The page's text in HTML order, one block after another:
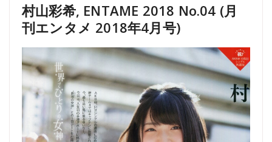
村山彩希, ENTAME 2018 No.04 (月
刊エンタメ 2018年4月号)